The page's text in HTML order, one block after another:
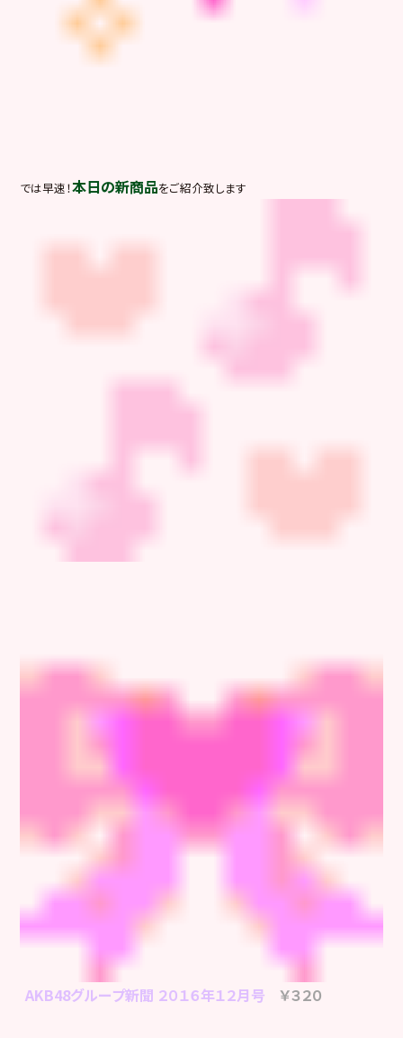
では早速！本日の新商品をご紹介致します
AKB48グループ新聞 ２０１６年１２月号￥３２０